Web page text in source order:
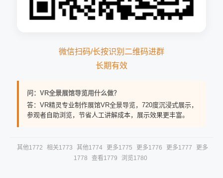
微信扫码/长按识别二维码进群
长期有效
问：VR全景展馆导览用什么做？
答：VR精灵专业制作展馆VR全景导览，720度沉浸式展示，
参观者自助浏览，节省人工讲解成本，展示效果更丰富。
其他1772 相关1773 其他1774 更多1775 更多1776 更多1777
更多
1778
查看1779 浏览1780